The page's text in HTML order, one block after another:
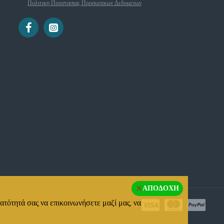
Πολιτικη Προστασιας Προσωπικων Δεδομενων
ΑΠΟΔΟΧΉ
σας να επικοινωνήσετε μαζί μας, να